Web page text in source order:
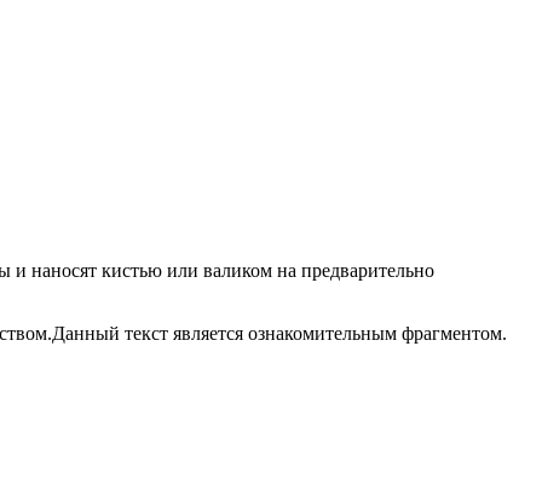
наносят кистью или валиком на предварительно
текст является ознакомительным фрагментом.